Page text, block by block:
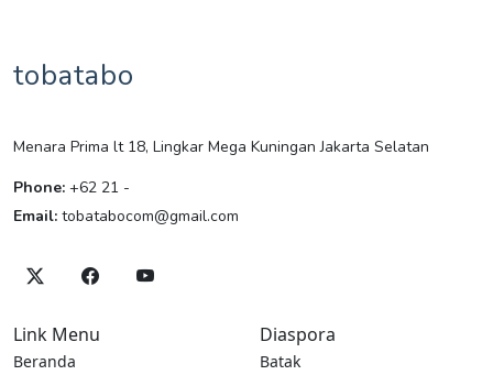
tobatabo
Menara Prima lt 18, Lingkar Mega Kuningan Jakarta Selatan
Phone: +62 21 -
Email: tobatabocom@gmail.com
Link Menu
Beranda
Diaspora
Batak